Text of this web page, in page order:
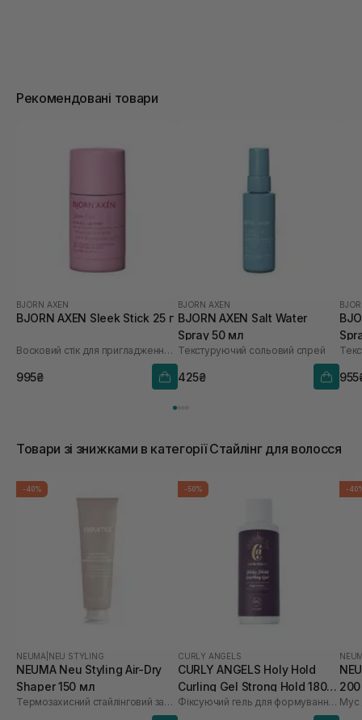
Рекомендовані товари
BJORN AXEN
BJORN AXEN Sleek Stick 25 г
Восковий стік для пригладження волосся
995₴
BJORN AXEN
BJORN AXEN Salt Water
Spray 50 мл
Текстуруючий сольовий спрей
425₴
Товари зі знижками в категорії Стайлінг для волосся
-40%
NEUMA NEU STYLING
NEUMA Neu Styling Air-Dry
Shaper 150 мл
Термозахисний стайлінговий засіб для волосся
-50%
CURLY ANGELS
CURLY ANGELS Holy Hold
Curling Gel Strong Hold 180
мл
Фіксуючий гель для формування кучерів
-